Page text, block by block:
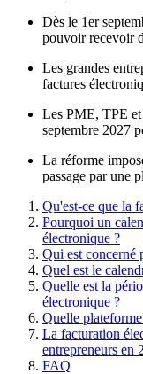
Dès le 1er
pouvoir recevoir
Les grandes
factures
Les PME, TPE et
septembre 2027
La réforme
passage par une
Qu'est-ce que la
Pourquoi un
électronique ?
Qui est concerné
Quel est le
Quelle est la
électronique ?
Quelle
La facturation
entrepreneurs en
FAQ